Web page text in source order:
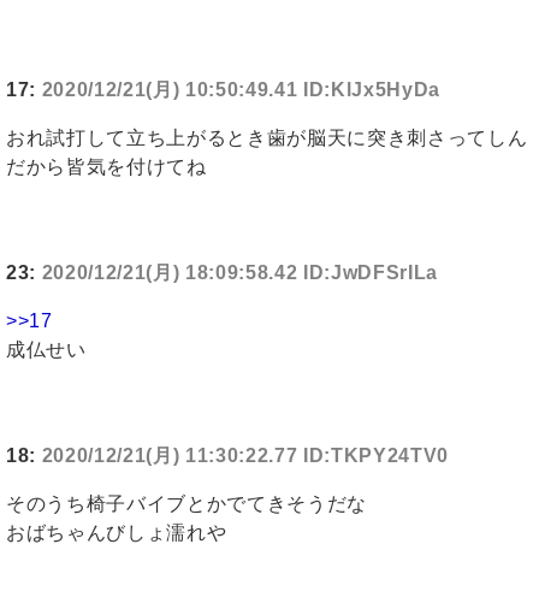
17: 2020/12/21(月) 10:50:49.41 ID:KlJx5HyDa
おれ試打して立ち上がるとき歯が脳天に突き刺さってしん
だから皆気を付けてね
23: 2020/12/21(月) 18:09:58.42 ID:JwDFSrILa
>>17
成仏せい
18: 2020/12/21(月) 11:30:22.77 ID:TKPY24TV0
そのうち椅子バイブとかでてきそうだな
おばちゃんびしょ濡れや